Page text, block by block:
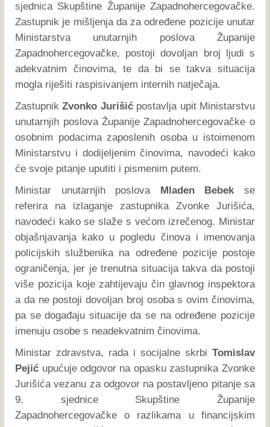
sjednica Skupštine Županije Zapadnohercegovačke.
Zastupnik je mišljenja da za određene pozicije unutar
Ministarstva unutarnjih poslova Županije
Zapadnohercegovačke, postoji dovoljan broj ljudi s
adekvatnim činovima, te da bi se takva situacija
mogla riješiti raspisivanjem internih natječaja.
ZastupnikZvonko Jurišićpostavlja upit Ministarstvu
unutarnjih poslova Županije Zapadnohercegovačke o
osobnim podacima zaposlenih osoba u istoimenom
Ministarstvu i dodijeljenim činovima, navodeći kako
će svoje pitanje uputiti i pismenim putem.
Ministar unutarnjih poslova
Mladen Bebekse
referira na izlaganje zastupnika Zvonke Jurišića,
navodeći kako se slaže s većom izrečenog. Ministar
objašnjavanja kako u pogledu činova i imenovanja
policijskih službenika na određene pozicije postoje
ograničenja, jer je trenutna situacija takva da postoji
više pozicija koje zahtijevaju čin glavnog inspektora
a da ne postoji dovoljan broj osoba s ovim činovima,
pa se događaju situacije da se na određene pozicije
imenuju osobe s neadekvatnim činovima.
Ministar zdravstva, rada i socijalne skrbi Tomislav
Pejić upućuje odgovor na opasku zastupnika Zvonke
Jurišića vezanu za odgovor na postavljeno pitanje sa
9. sjednice Skupštine Županije
Zapadnohercegovačke o razlikama u financijskim